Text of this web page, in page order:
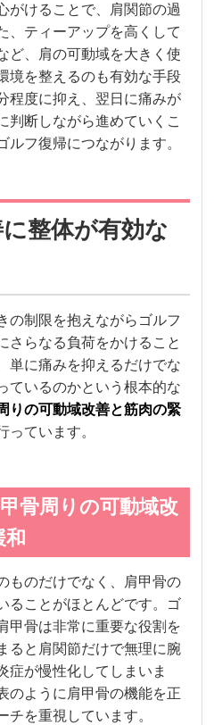
がけることで、肩関節の過
、ティーアップを高くして
ど、肩の可動域を大きく使
境を整えるのも有効な手段
程度に抑え、翌日に痛みが
判断しながら進めていくこ
ルフ復帰につながります。
整体が有効な
の制限を抱えながらゴルフ
さらなる負荷をかけること
単に痛みを抑えるだけでな
ているのかという根本的な
りの可動域改善と筋肉の緊
っています。
骨周りの可動域改
和
ものだけでなく、肩甲骨の
ることがほとんどです。ゴ
甲骨は非常に重要な役割を
ると肩関節だけで無理に腕
症が慢性化してしまいま
のように肩甲骨の機能を正
チを重視しています。